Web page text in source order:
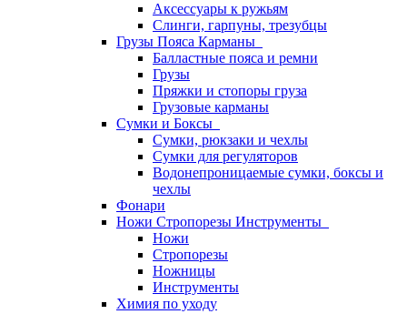
Аксессуары к ружьям
Слинги, гарпуны, трезубцы
Грузы Пояса Карманы
Балластные пояса и ремни
Грузы
Пряжки и стопоры груза
Грузовые карманы
Сумки и Боксы
Сумки, рюкзаки и чехлы
Сумки для регуляторов
Водонепроницаемые сумки, боксы и
чехлы
Фонари
Ножи Стропорезы Инструменты
Ножи
Стропорезы
Ножницы
Инструменты
Химия по уходу